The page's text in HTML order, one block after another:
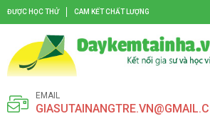
ĐƯỢC HỌC THỬ CAM KẾT CHẤT LƯỢNG
EMAIL